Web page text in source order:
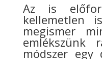
Az is
kellemetlen
megismer
emlékszünk
módszer